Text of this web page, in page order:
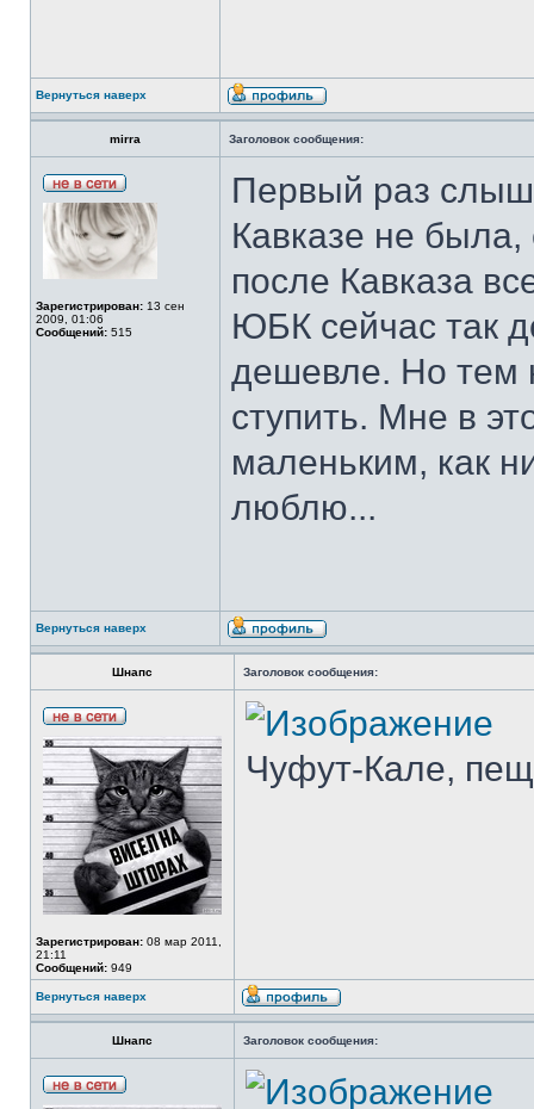
Вернуться наверх
mirra Заголовок сообщения:
Зарегистрирован: 13 сен
2009, 01:06
Сообщений: 515
Первый раз
Кавказе не
после Кавказа
ЮБК сейчас так
дешевле. Но тем
ступить. Мне в
маленьким, как
люблю...
Вернуться наверх
Шнапс Заголовок сообщения:
Зарегистрирован: 08 мар 2011,
21:11
Сообщений: 949
Чуфут-Кале,
Вернуться наверх
Шнапс Заголовок сообщения: